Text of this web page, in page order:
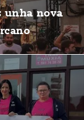
unha nova